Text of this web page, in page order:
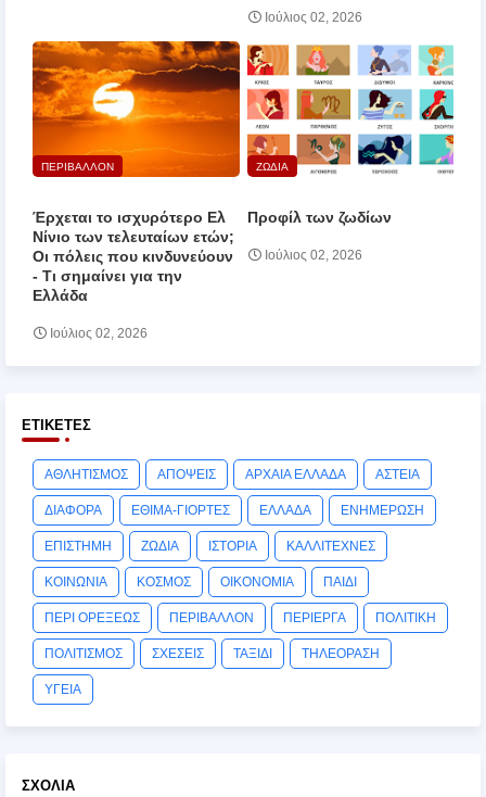
Ιούλιος 02, 2026
ΠΕΡΙΒΑΛΛΟΝ
Έρχεται το ισχυρότερο Ελ
Νίνιο των τελευταίων ετών;
Οι πόλεις που κινδυνεύουν
‑ Τι σημαίνει για την
Ελλάδα
Ιούλιος 02, 2026
ΖΩΔΙΑ
Προφίλ των ζωδίων
Ιούλιος 02, 2026
ΕΤΙΚΈΤΕΣ
ΑΘΛΗΤΙΣΜΟΣ ΑΠΟΨΕΙΣ ΑΡΧΑΙΑ ΕΛΛΑΔΑ ΑΣΤΕΙΑ
ΔΙΑΦΟΡΑ ΕΘΙΜΑ-ΓΙΟΡΤΕΣ ΕΛΛΑΔΑ ΕΝΗΜΕΡΩΣΗ
ΕΠΙΣΤΗΜΗ ΖΩΔΙΑ ΙΣΤΟΡΙΑ ΚΑΛΛΙΤΕΧΝΕΣ
ΚΟΙΝΩΝΙΑ ΚΟΣΜΟΣ ΟΙΚΟΝΟΜΙΑ ΠΑΙΔΙ
ΠΕΡΙ ΟΡΕΞΕΩΣ ΠΕΡΙΒΑΛΛΟΝ ΠΕΡΙΕΡΓΑ ΠΟΛΙΤΙΚΗ
ΠΟΛΙΤΙΣΜΟΣ ΣΧΕΣΕΙΣ ΤΑΞΙΔΙ ΤΗΛΕΟΡΑΣΗ
ΥΓΕΙΑ
ΣΧΌΛΙΑ